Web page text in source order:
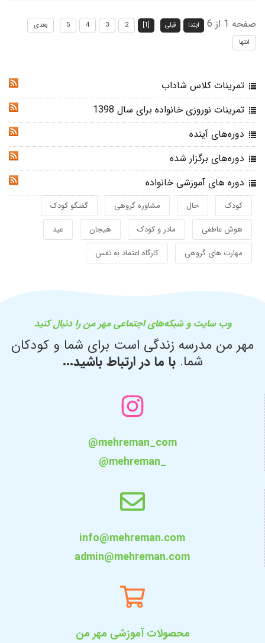
صفحه 1 از 6 ابتدا قبلی [1]
2
3
4
5
بعدی
انتها
تمرینات کلاس شاداب
تمرینات نوروزی خانواده برای سال 1398
دوره‌های آینده
دوره‌های برگزار شده
دوره های آموزشی خانواده
کودک حال مشاوره گروهی
گفتگو کودک
هوش عاطفی
مادر و کودک هیجان
عید
مهارت های گروهی
کارگاه اعتماد به نفس
وب سایت و شبکه‌های اجتماعی مهر من را دنبال کنید
مهر من مدرسه زندگی است برای شما و کودکان
شما. با ما در ارتباط باشید...
@mehreman_com
@mehreman_
info@mehreman.com
admin@mehreman.com
محصولات آموزشی مهر من